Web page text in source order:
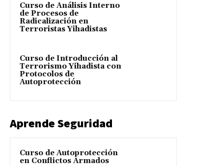
Curso de Análisis Interno
de Procesos de
Radicalización en
Terroristas Yihadistas
Curso de Introducción al
Terrorismo Yihadista con
Protocolos de
Autoprotección
Aprende Seguridad
Curso de Autoprotección
en Conflictos Armados